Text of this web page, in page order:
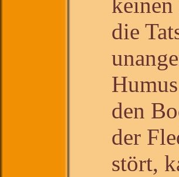
die
den
der
stört,